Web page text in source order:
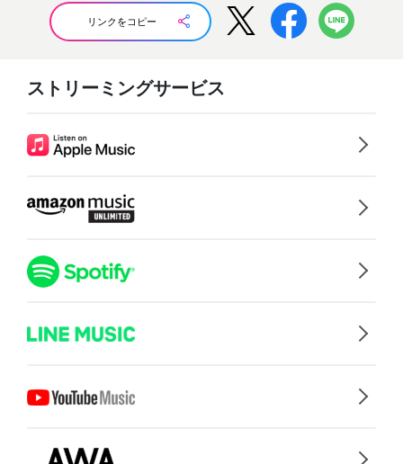
リンクをコピー
ストリーミングサービス